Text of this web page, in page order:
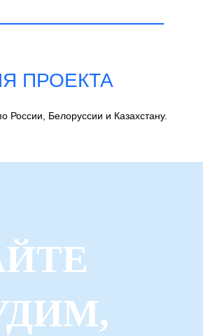
ПРОЕКТА
России, Белоруссии и Казахстану.